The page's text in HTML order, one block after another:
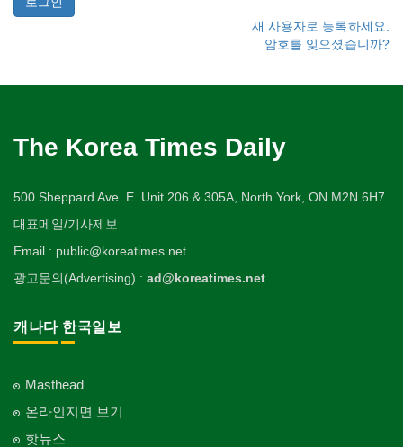
새 사용자로 등록하세요.
암호를 잊으셨습니까?
The Korea Times Daily
500 Sheppard Ave. E. Unit 206 & 305A, North York, ON M2N 6H7
대표메일/기사제보
Email : public@koreatimes.net
광고문의(Advertising) : ad@koreatimes.net
캐나다 한국일보
Masthead
온라인지면 보기
핫뉴스